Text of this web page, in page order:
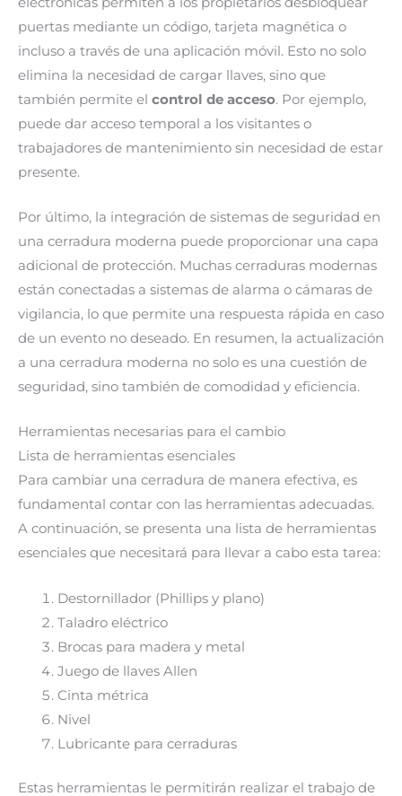
puertas mediante un código, tarjeta magnética o
incluso a través de una aplicación móvil. Esto no solo
elimina la necesidad de cargar llaves, sino que
también permite el control de acceso. Por ejemplo,
puede dar acceso temporal a los visitantes o
trabajadores de mantenimiento sin necesidad de estar
presente.
Por último, la integración de sistemas de seguridad en
una cerradura moderna puede proporcionar una capa
adicional de protección. Muchas cerraduras modernas
están conectadas a sistemas de alarma o cámaras de
vigilancia, lo que permite una respuesta rápida en caso
de un evento no deseado. En resumen, la actualización
a una cerradura moderna no solo es una cuestión de
seguridad, sino también de comodidad y eficiencia.
Herramientas necesarias para el cambio
Lista de herramientas esenciales
Para cambiar una cerradura de manera efectiva, es
fundamental contar con las herramientas adecuadas.
A continuación, se presenta una lista de herramientas
esenciales que necesitará para llevar a cabo esta tarea:
Destornillador (Phillips y plano)
Taladro eléctrico
Brocas para madera y metal
Juego de llaves Allen
Cinta métrica
Nivel
Lubricante para cerraduras
Estas herramientas le permitirán realizar el trabajo de